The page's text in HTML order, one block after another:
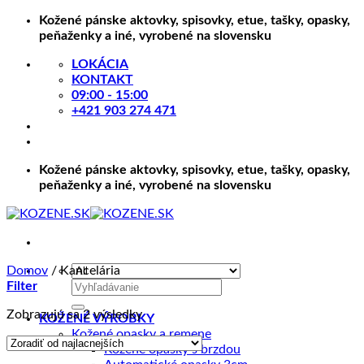
Skip
Kožené pánske aktovky, spisovky, etue, tašky, opasky,
peňaženky a iné, vyrobené na slovensku
LOKÁCIA
KONTAKT
09:00 - 15:00
+421 903 274 471
Kožené pánske aktovky, spisovky, etue, tašky, opasky,
peňaženky a iné, vyrobené na slovensku
Hľadať:
KOŽENÉ VÝROBKY
Kožené opasky a remene
Kožené opasky s brzdou
Domov /Kancelária
Filter
Zobrazujú sa 2 výsledkyZoradené
podľa
od